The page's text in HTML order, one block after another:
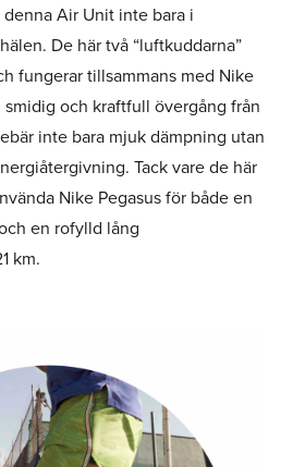
Air Unit inte bara i
De här två “luftkuddarna”
fungerar tillsammans med Nike
och kraftfull övergång från
inte bara mjuk dämpning utan
Tack vare de här
Nike Pegasus för både en
en rofylld lång
km.